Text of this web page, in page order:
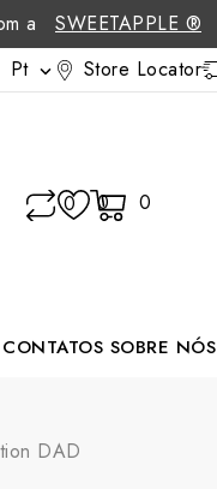
a
SWEETAPPLE ®
Pt  Store Locator
0 0 0
CONTATOS SOBRE NÓS
DAD